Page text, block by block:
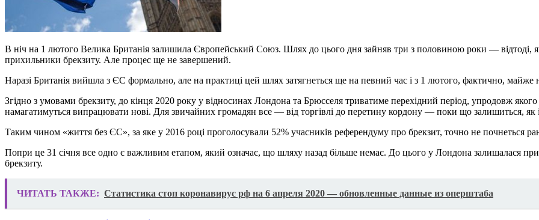
В ніч на 1 лютого Велика Британія залишила Європейський Союз. Шлях до цього дня зайняв три з половиною роки — відтоді,
прихильники брекзиту. Але процес ще не завершений.
Наразі Британія вийшла з ЄС формально, але на практиці цей шлях затягнеться ще на певний час і з 1 лютого, фактично,
Згідно з умовами брекзиту, до кінця 2020 року у відносинах Лондона та Брюсселя триватиме перехідний період, упродовж
намагатимуться випрацювати нові. Для звичайних громадян все — від торгівлі до перетину кордону — поки що залишиться, як
Таким чином «життя без ЄС», за яке у 2016 році проголосували 52% учасників референдуму про брекзит, точно не почнеться
Попри це 31 січня все одно є важливим етапом, який означає, що шляху назад більше немає. До цього у Лондона залишалася
брекзиту.
ЧИТАТЬ ТАКЖЕ: Статистика стоп коронавирус рф на 6 апреля 2020 — обновленные данные из оперштаба